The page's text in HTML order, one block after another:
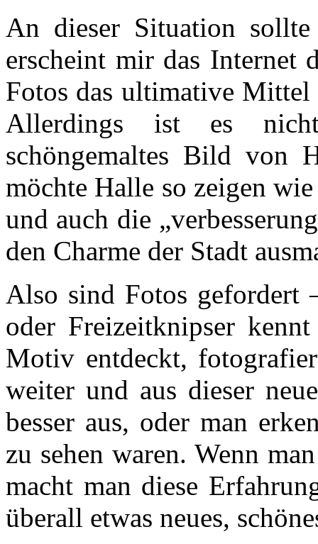
An dieser Situation
erscheint mir das Internet
Fotos das ultimative Mittel
Allerdings ist es
schöngemaltes Bild von
möchte Halle so zeigen
und auch die
den Charme der Stadt
Also sind Fotos
oder Freizeitknipser
Motiv entdeckt,
weiter und aus dieser
besser aus, oder man
zu sehen waren. Wenn
macht man diese
überall etwas neues,